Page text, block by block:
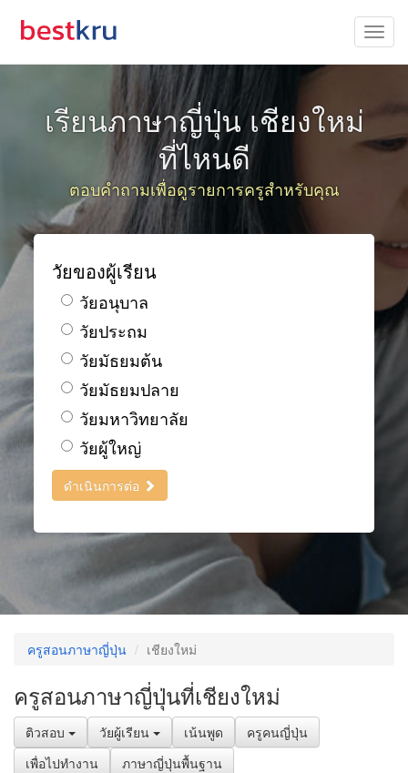
เรียนภาษาญี่ปุ่น เชียงใหม่
ที่ไหนดี
ตอบคำถามเพื่อดูรายการครูสำหรับคุณ
วัยของผู้เรียน
วัยอนุบาล
วัยประถม
วัยมัธยมต้น
วัยมัธยมปลาย
วัยมหาวิทยาลัย
วัยผู้ใหญ่
ดำเนินการต่อ
ครูสอนภาษาญี่ปุ่น เชียงใหม่
ครูสอนภาษาญี่ปุ่นที่เชียงใหม่
ติวสอบ วัยผู้เรียน เน้นพูด
ครูคนญี่ปุ่น
เพื่อไปทำงาน
ภาษาญี่ปุ่นพื้นฐาน